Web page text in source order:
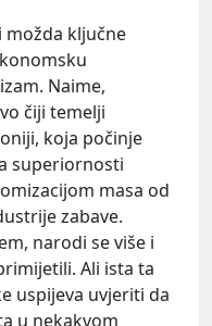
ključne
Naime,
čiji temelji
koja počinje
superiornosti
masa od
zabave.
narodi se više i
Ali ista ta
uspijeva uvjeriti da
u nekakvom